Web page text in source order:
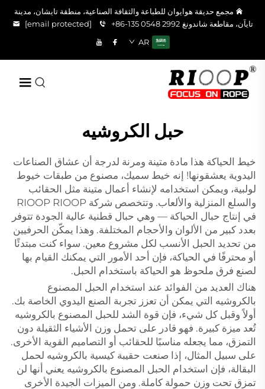
مجمع حديقة هوايوان للطباعة والثقافة الصناعية، منطقة تايشان، مدينة
تايآن، مقاطعة شاندونغ +86-135 0548 2992
[email protected]
AR
حبل الكروشيه
خيط الحياكة هذا مادة متينة ومرنة لدرجة أن عشاق الصناعات
اليدوية يعشقونها! إنه خيط سميك، مصنوع من طبقات خيوط
لولبية، ويمكن استخدامه لإنشاء أعمال متينة مثل الحقائب
والسلع المنزلية والألعاب. وتتخصص شركة RIOOP RIOOP
في إنتاج حبال الحياكة — وهي حبال قطنية عالية الجودة تتوفر
بعدد كبير من الألوان والأحجام المختلفة. وهذا يمكّن الحرفيين
من تحديد الحبل الأنسب لكل مشروع معين. سواء كنت مبتدئًا
أو محترفًا في الحياكة، فإن أحد الأمور التي يمكنك القيام بها
لصنع فرق ملحوظ هو الحياكة باستخدام الحبل.
هناك العديد من الفوائد عند استخدام الحبل المصنوع
بالكروشيه التي يمكن أن تعزز تجربة الصنع اليدوي الخاصة بك.
أولاً وقبل كل شيء، فإن قوة الشد للحبل المصنوع بالكروشيه
تُعد ميزة كبيرة. فهو قادر على تحمل وزن الأشياء الثقيلة دون
التمزق، مما يجعله مناسبًا للحقائب أو التصاميم القوية الأخرى.
على سبيل المثال، إذا صنعت حقيبة كيسية بالكروشيه لحمل
البقالة، فإن استخدام الحبل المصنوع بالكروشيه يعني أنها لن
تمزق تحت وزن حمولة كاملة. ومن الميزات الجيدة الأخرى